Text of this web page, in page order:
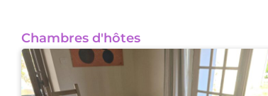
Chambres d'hôtes